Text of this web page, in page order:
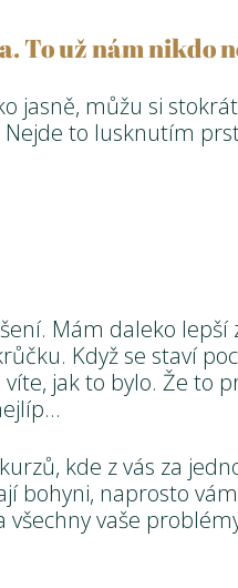
To už nám nikdo
jasně, můžu si
Nejde to lusknutím
Mám daleko lepší
Když se staví
jak to bylo. Že to
kde z vás za
bohyni, naprosto
všechny vaše